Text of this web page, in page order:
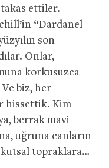
ettiler.
“Dardanel
son
Onlar,
korkusuzca
biz, her
hissettik. Kim
berrak mavi
uğruna canların
kutsal topraklara…